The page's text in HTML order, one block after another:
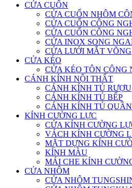
CỬA CUỐN
CỬA CUỐN NHÔM
CỬA CUỐN CÔNG
CỬA CUỐN CÔNG
CỬA INOX SONG
CỬA LƯỚI MẮT VÕNG
CỬA KÉO
CỬA KÉO TÔN
CÁNH KÍNH NỘI THẤT
CÁNH KÍNH TỦ RƯỢU
CÁNH KÍNH TỦ BẾP
CÁNH KÍNH TỦ
KÍNH CƯỜNG LỰC
CỬA KÍNH CƯỜNG
VÁCH KÍNH CƯỜNG
MẶT DỰNG KÍNH
KÍNH MÀU
MÁI CHE KÍNH
CỬA NHÔM
CỬA NHÔM